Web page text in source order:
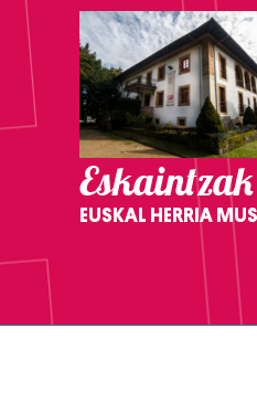
Eskaintzak
EUSKAL HERRIA